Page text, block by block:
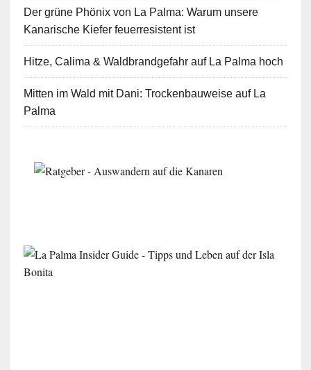
Der grüne Phönix von La Palma: Warum unsere
Kanarische Kiefer feuerresistent ist
Hitze, Calima & Waldbrandgefahr auf La Palma hoch
Mitten im Wald mit Dani: Trockenbauweise auf La
Palma